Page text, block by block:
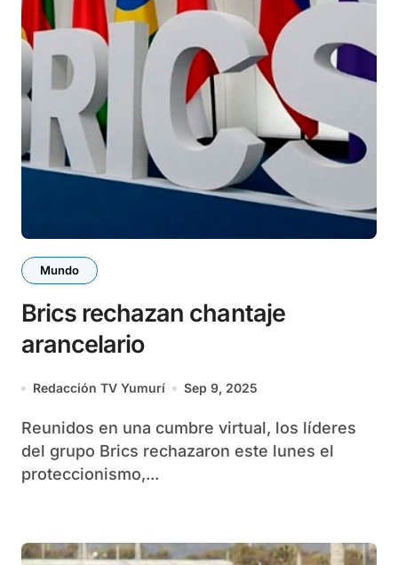
Mundo
Brics rechazan chantaje
arancelario
Redacción TV Yumurí Sep 9, 2025
Reunidos en una cumbre virtual, los líderes
del grupo Brics rechazaron este lunes el
proteccionismo,...